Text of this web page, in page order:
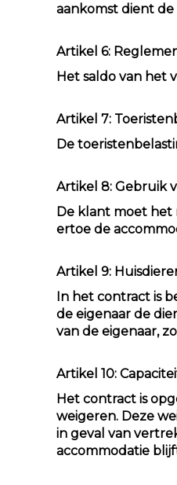
aankomst dient
Artikel 6:
Het saldo van het
Artikel 7:
De
Artikel 8: Gebruik
De klant moet het
ertoe de
Artikel 9:
In het contract is
de eigenaar de
van de eigenaar,
Artikel 10:
Het contract is
weigeren. Deze
in geval van
accommodatie